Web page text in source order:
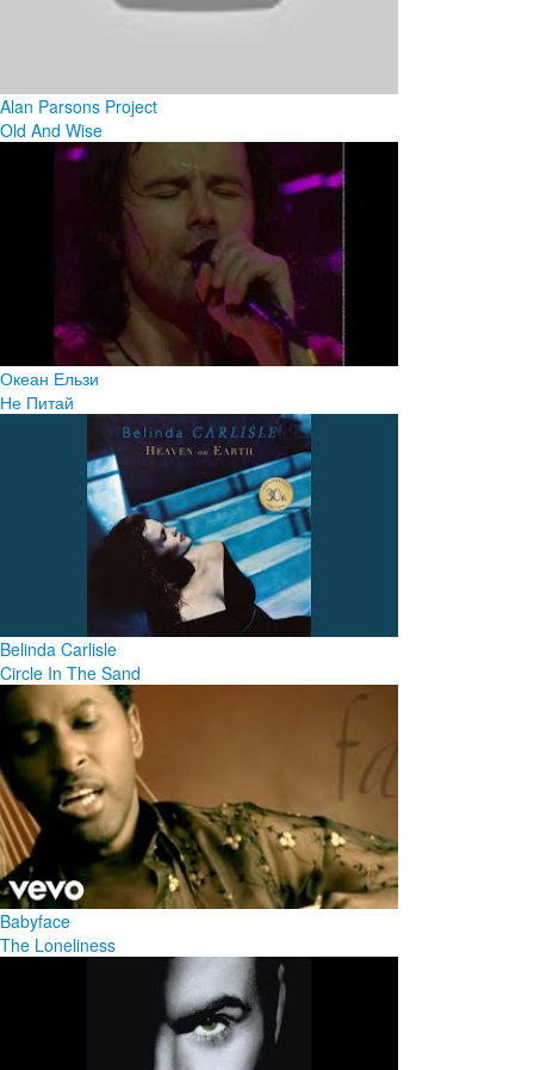
Alan Parsons Project
Old And Wise
Океан Ельзи
Не Питай
Belinda Carlisle
Circle In The Sand
Babyface
The Loneliness